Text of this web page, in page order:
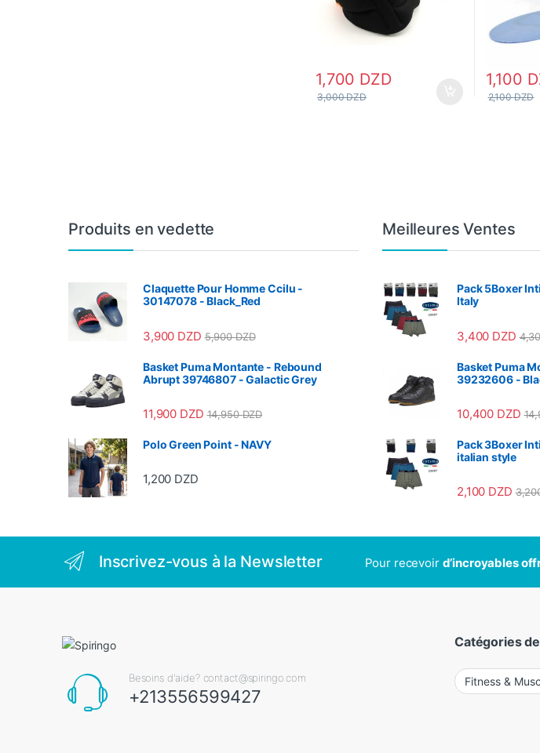
1,700 DZD
3,000DZD
1,100
2,100DZD
Ce
Produits en vedette
Claquette Pour Homme Ccilu -
30147078 - Black_Red
3,900 DZD 5,900DZD
Basket Puma Montante - Rebound
Abrupt 39746807 - Galactic Grey
11,900 DZD 14,950DZD
Polo Green Point - NAVY
1,200 DZD
Meilleures Ventes
Pack 5Boxer
Italy
3,400 DZD
Basket Puma
39232606 -
10,400 DZD
Pack 3Boxer
italian style
2,100 DZD
Inscrivez-vous à la Newsletter Pour recevoir d’incroyables
Besoins d'aide? contact@spiringo.com
+213556599427
Catégories